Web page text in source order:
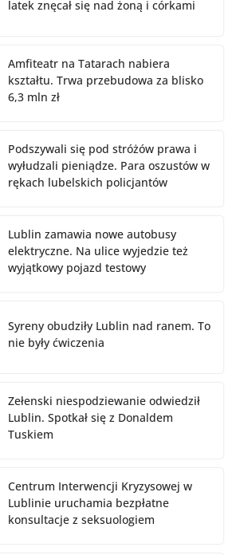
latek znęcał się nad żoną i córkami
Amfiteatr na Tatarach nabiera
kształtu. Trwa przebudowa za blisko
6,3 mln zł
Podszywali się pod stróżów prawa i
wyłudzali pieniądze. Para oszustów w
rękach lubelskich policjantów
Lublin zamawia nowe autobusy
elektryczne. Na ulice wyjedzie też
wyjątkowy pojazd testowy
Syreny obudziły Lublin nad ranem. To
nie były ćwiczenia
Zełenski niespodziewanie odwiedził
Lublin. Spotkał się z Donaldem
Tuskiem
Centrum Interwencji Kryzysowej w
Lublinie uruchamia bezpłatne
konsultacje z seksuologiem